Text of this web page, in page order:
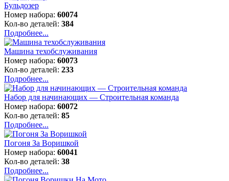
Бульдозер
Номер набора: 60074
Кол-во деталей: 384
Подробнее...
Машина техобслуживания
Номер набора: 60073
Кол-во деталей: 233
Подробнее...
Набор для начинающих — Строительная команда
Номер набора: 60072
Кол-во деталей: 85
Подробнее...
Погоня За Воришкой
Номер набора: 60041
Кол-во деталей: 38
Подробнее...